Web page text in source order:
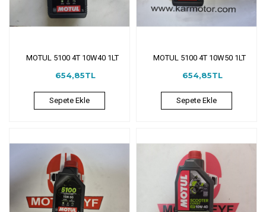
MOTUL 5100 4T 10W40 1LT
654,85TL
Sepete Ekle
MOTUL 5100 4T 10W50 1LT
654,85TL
Sepete Ekle